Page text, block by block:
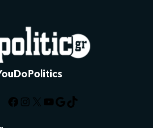
Facebook
Instagram
X YouTube
Google
TikTok